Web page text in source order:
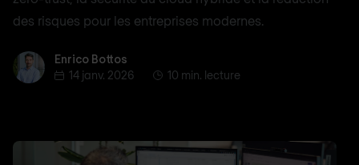
des risques pour les entreprises modernes.
Enrico BottosEnrico Bottos
14 janv. 2026
10 min. lecture